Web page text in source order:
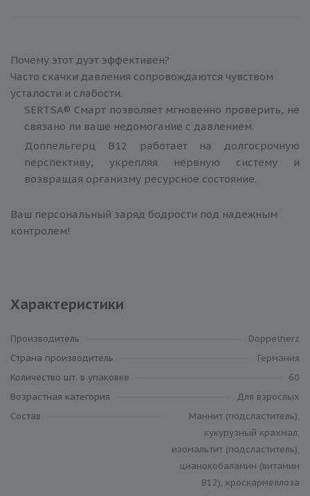
Почему этот дуэт эффективен?
Часто скачки давления сопровождаются чувством
усталости и слабости.
SERTSA® Смарт позволяет мгновенно проверить, не
связано ли ваше недомогание с давлением.
Доппельгерц B12 работает на долгосрочную
перспективу, укрепляя нервную систему и
возвращая организму ресурсное состояние.
Ваш персональный заряд бодрости под надежным
контролем!
Характеристики
Производитель
Doppelherz
Cтрана производитель
Германия
Количество шт. в упаковке
60
Возрастная категория
Для взрослых
Состав
Маннит (подсластитель),
кукурузный крахмал,
изомальтит (подсластитель),
цианокобаламин (витамин
В12), кроскармеллоза